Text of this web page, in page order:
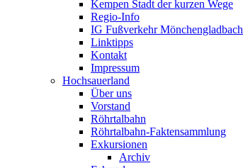
Kempen Stadt der kurzen Wege
Regio-Info
IG Fußverkehr Mönchengladbach
Linktipps
Kontakt
Impressum
Hochsauerland
Über uns
Vorstand
Röhrtalbahn
Röhrtalbahn-Faktensammlung
Exkursionen
Archiv